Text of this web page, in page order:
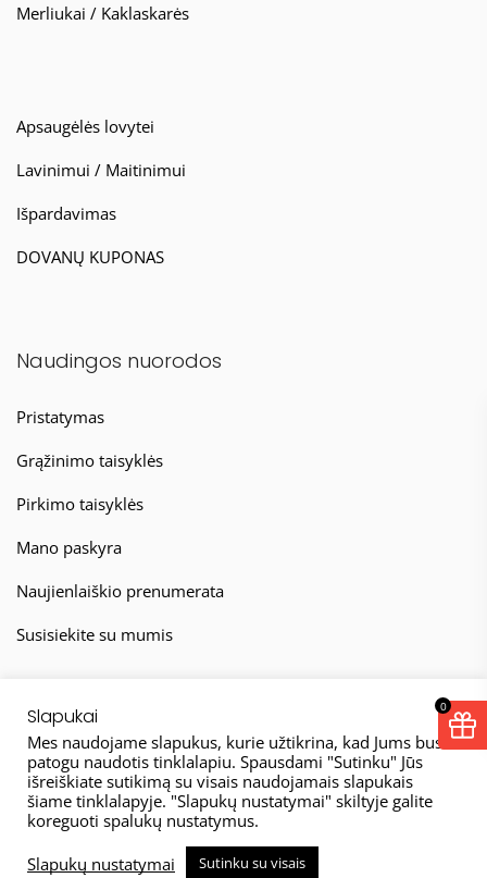
Merliukai / Kaklaskarės
Apsaugėlės lovytei
Lavinimui / Maitinimui
Išpardavimas
DOVANŲ KUPONAS
Naudingos nuorodos
Pristatymas
Grąžinimo taisyklės
Pirkimo taisyklės
Mano paskyra
Naujienlaiškio prenumerata
Susisiekite su mumis
© 2026
Taisyklės
Slapukai
Mes naudojame slapukus, kurie užtikrina, kad Jums bus
patogu naudotis tinklalapiu. Spausdami "Sutinku" Jūs
išreiškiate sutikimą su visais naudojamais slapukais
šiame tinklalapyje. "Slapukų nustatymai" skiltyje galite
koreguoti spalukų nustatymus.
Slapukų nustatymai
Sutinku su visais
0